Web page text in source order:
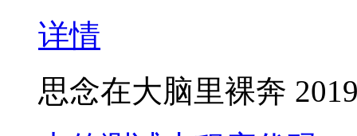
详情
思念在大脑里裸奔